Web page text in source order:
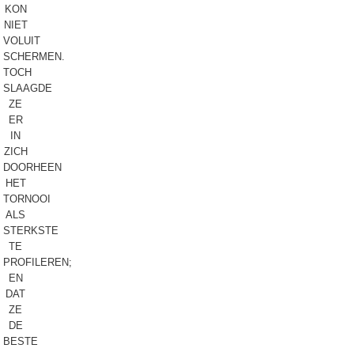
KON
NIET
VOLUIT
SCHERMEN.
TOCH
SLAAGDE
ZE
ER
IN
ZICH
DOORHEEN
HET
TORNOOI
ALS
STERKSTE
TE
PROFILEREN;
EN
DAT
ZE
DE
BESTE